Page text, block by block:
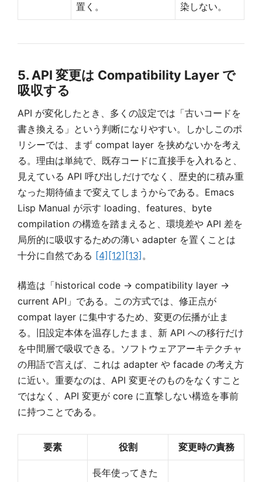
置く。
染しない。
5. API 変更は Compatibility Layer で
吸収する
API が変化したとき、多くの設定では「古いコードを
書き換える」という判断になりやすい。しかしこのポ
リシーでは、まず compat layer を挟めないかを考え
る。理由は単純で、既存コードに直接手を入れると、
見えている API 呼び出しだけでなく、歴史的に積み重
なった期待値まで変えてしまうからである。Emacs
Lisp Manual が示す loading、features、byte
compilation の構造を踏まえると、環境差や API 差を
局所的に吸収するための薄い adapter を置くことは
十分に自然である [4] [12] [13] 。
構造は「historical code → compatibility layer →
current API」である。この方式では、修正点が
compat layer に集中するため、変更の伝播が止ま
る。旧設定本体を温存したまま、新 API への移行だけ
を中間層で吸収できる。ソフトウェアアーキテクチャ
の用語で言えば、これは adapter や facade の考え方
に近い。重要なのは、API 変更そのものをなくすこと
ではなく、API 変更が core に直撃しない構造を事前
に持つことである。
要素 役割 変更時の責務
長年使ってきた